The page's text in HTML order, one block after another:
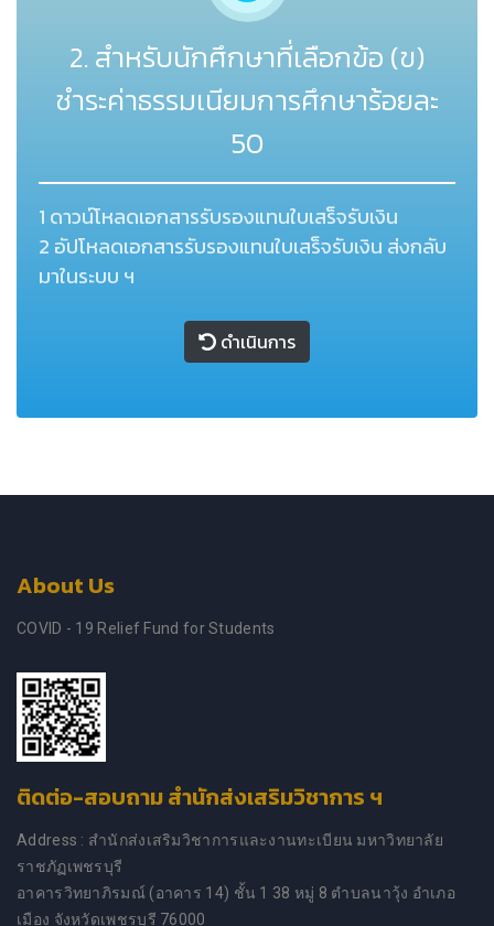
2. สำหรับนักศึกษาที่เลือกข้อ (ข)
ชำระค่าธรรมเนียมการศึกษาร้อยละ
50
1 ดาวน์โหลดเอกสารรับรองแทนใบเสร็จรับเงิน
2 อัปโหลดเอกสารรับรองแทนใบเสร็จรับเงิน ส่งกลับ
มาในระบบ ฯ
ดำเนินการ
About Us
COVID - 19 Relief Fund for Students
ติดต่อ-สอบถาม สำนักส่งเสริมวิชาการ ฯ
Address : สำนักส่งเสริมวิชาการและงานทะเบียน มหาวิทยาลัย
ราชภัฏเพชรบุรี
อาคารวิทยาภิรมณ์ (อาคาร 14) ชั้น 1 38 หมู่ 8 ตำบลนาวุ้ง อำเภอ
เมือง จังหวัดเพชรบุรี 76000